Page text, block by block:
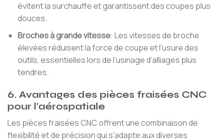
évitent la surchauffe et garantissent des coupes plus
douces.
Broches à grande vitesse: Les vitesses de broche
élevées réduisent la force de coupe et l’usure des
outils, essentielles lors de l’usinage d’alliages plus
tendres.
6. Avantages des pièces fraisées CNC
pour l'aérospatiale
Les pièces fraisées CNC offrent une combinaison de
flexibilité et de précision qui s'adapte aux diverses